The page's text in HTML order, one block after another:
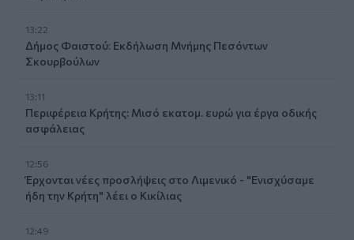
13:22
Δήμος Φαιστού: Εκδήλωση Μνήμης Πεσόντων
Σκουρβούλων
13:11
Περιφέρεια Κρήτης: Μισό εκατομ. ευρώ για έργα οδικής
ασφάλειας
12:56
Έρχονται νέες προσλήψεις στο Λιμενικό - "Ενισχύσαμε
ήδη την Κρήτη" λέει ο Κικίλιας
12:49